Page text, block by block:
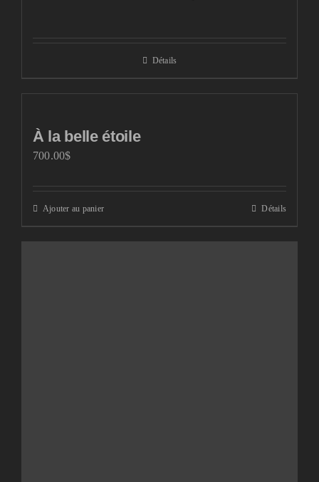
Détails
À la belle étoile
700.00$
Ajouter au panier Détails